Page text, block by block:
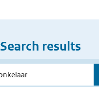
Search results